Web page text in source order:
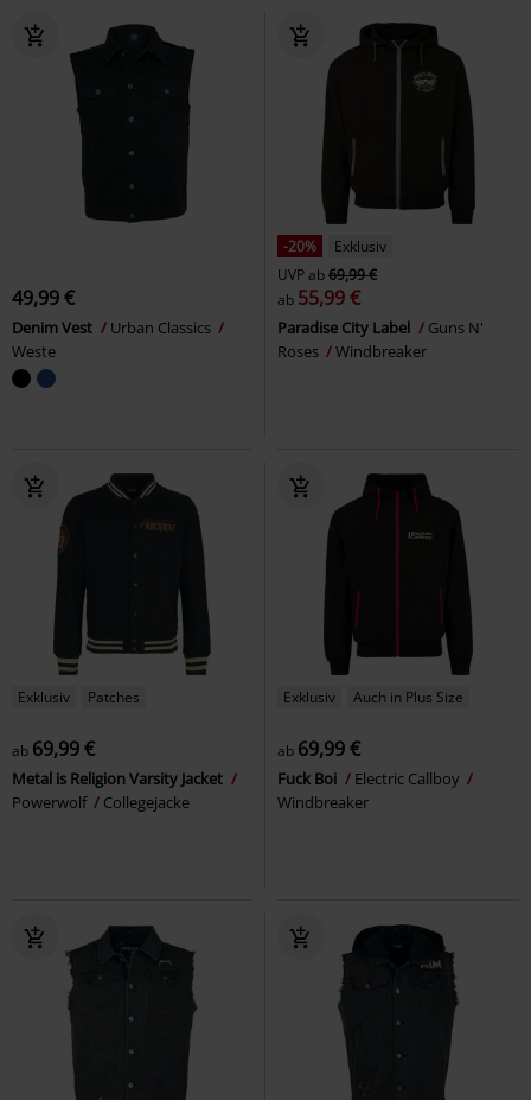
49,99 €
Denim Vest
Urban Classics
Weste
-20%
Exklusiv
UVPab69,99 €
ab 55,99 €
Paradise City Label
Guns N'
Roses
Windbreaker
Exklusiv Patches
ab 69,99 €
Metal is Religion Varsity Jacket
Powerwolf
Collegejacke
Exklusiv Auch in Plus Size
ab 69,99 €
Fuck Boi
Electric Callboy
Windbreaker